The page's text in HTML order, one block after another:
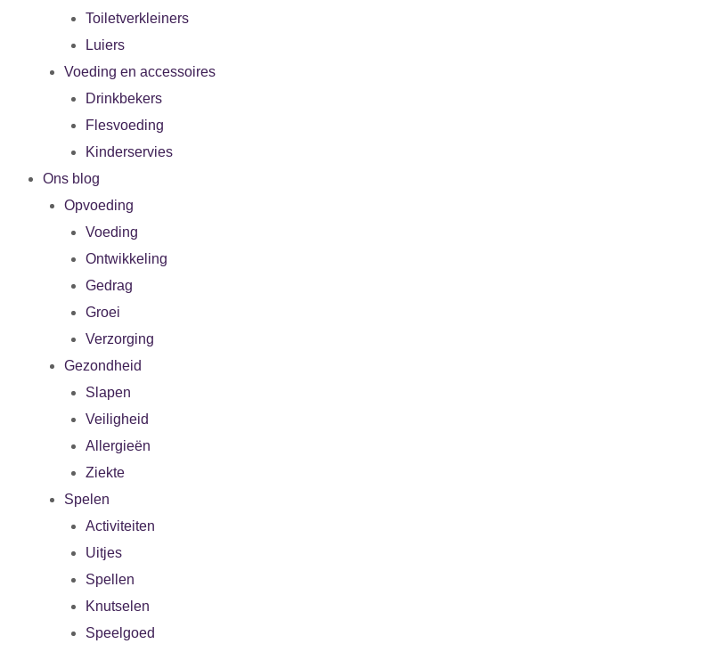
Toiletverkleiners
Luiers
Voeding en accessoires
Drinkbekers
Flesvoeding
Kinderservies
Ons blog
Opvoeding
Voeding
Ontwikkeling
Gedrag
Groei
Verzorging
Gezondheid
Slapen
Veiligheid
Allergieën
Ziekte
Spelen
Activiteiten
Uitjes
Spellen
Knutselen
Speelgoed